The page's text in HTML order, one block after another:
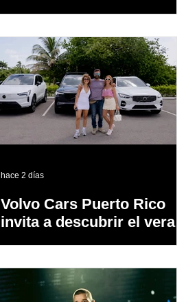
público
Volvo Cars Puerto Rico
invita a descubrir el verano
hace 2 días